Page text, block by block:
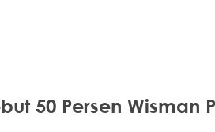
50 Persen Wisman